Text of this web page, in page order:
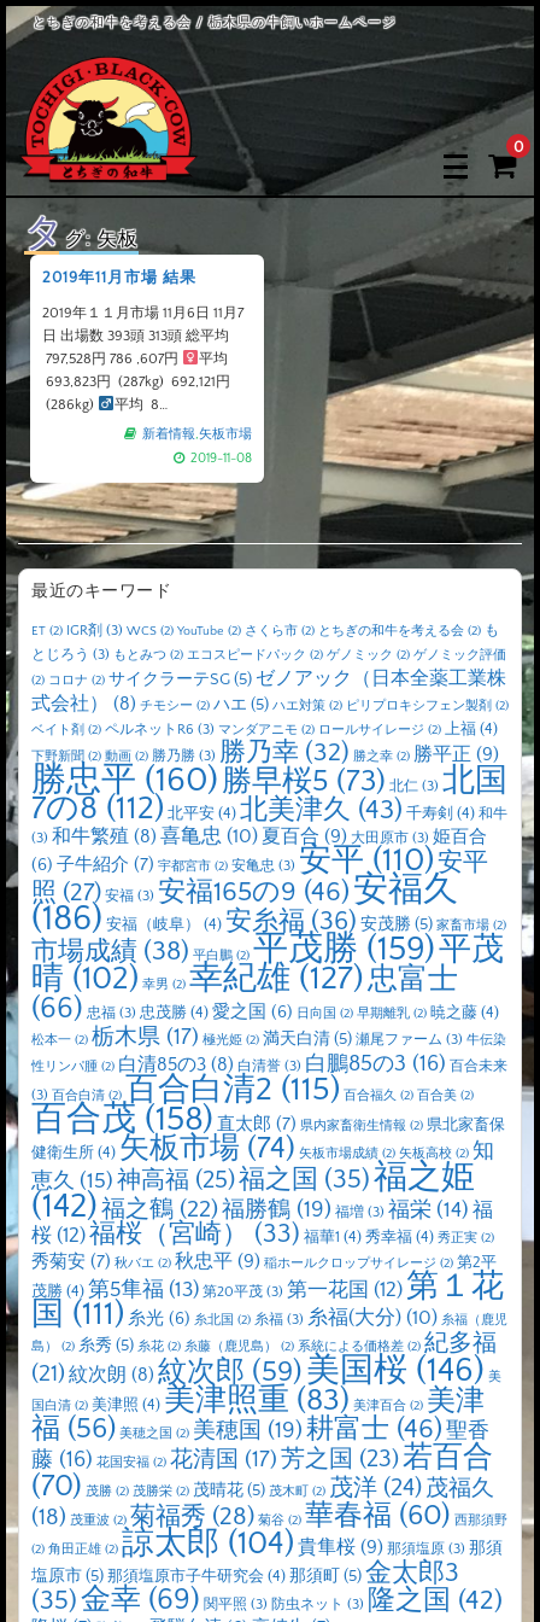
とちぎの和牛を考える会 / 栃木県の牛飼いホームページ
0
タグ:矢板
2019年11月市場 結果
2019年１１月市場 11月6日 11月7
日 出場数 393頭 313頭 総平均
797,528円 786 ,607円
平均
693,823円 (287kg) 692,121円
(286kg)
平均 8…
新着情報,矢板市場
2019-11-08
最近のキーワード
ET (2) IGR剤 (3) WCS (2) YouTube (2) さくら市 (2) とちぎの和牛を考える会 (2) も
とじろう (3) もとみつ (2) エコスピードパック (2) ゲノミック (2) ゲノミック評価
(2) コロナ (2) サイクラーテSG(5) ゼノアック（日本全薬工業株
式会社）
(8) チモシー (2) ハエ (5) ハエ対策 (2) ピリプロキシフェン製剤 (2)
ベイト剤 (2) ペルネットR6 (3) マンダアニモ (2) ロールサイレージ (2) 上福 (4)
下野新聞 (2) 動画 (2) 勝乃勝 (3) 勝乃幸 (32) 勝之幸 (2) 勝平正 (9)
勝忠平 (160)勝早桜5 (73) 北仁 (3) 北国
7の8 (112) 北平安 (4) 北美津久 (43) 千寿剣 (4) 和牛
(3) 和牛繁殖 (8) 喜亀忠 (10) 夏百合 (9) 大田原市 (3) 姫百合
(6) 子牛紹介 (7) 宇都宮市 (2) 安亀忠 (3) 安平 (110)安平
照 (27) 安福 (3) 安福165の9 (46)安福久
(186) 安福（岐阜） (4) 安糸福 (36) 安茂勝 (5) 家畜市場 (2)
市場成績 (38) 平白鵬 (2) 平茂勝 (159)平茂
晴 (102) 幸男 (2) 幸紀雄 (127)忠富士
(66) 忠福 (3) 忠茂勝 (4) 愛之国 (6) 日向国 (2) 早期離乳 (2) 暁之藤 (4)
松本一 (2) 栃木県 (17) 極光姫 (2) 満天白清(5) 瀬尾ファーム (3) 牛伝染
性リンパ腫 (2) 白清85の3 (8) 白清誉 (3) 白鵬85の3 (16) 百合未来
(3) 百合白清 (2) 百合白清2 (115) 百合福久 (2) 百合美 (2)
百合茂 (158) 直太郎 (7) 県内家畜衛生情報 (2) 県北家畜保
健衛生所 (4) 矢板市場 (74) 矢板市場成績 (2) 矢板高校 (2) 知
恵久 (15) 神高福 (25)福之国 (35)福之姫
(142)福之鶴 (22)福勝鶴 (19) 福増 (3) 福栄 (14) 福
桜 (12)福桜（宮崎） (33) 福華1 (4) 秀幸福 (4) 秀正実 (2)
秀菊安 (7) 秋バエ (2) 秋忠平 (9) 稲ホールクロップサイレージ (2) 第2平
茂勝 (4) 第5隼福 (13) 第20平茂 (3) 第一花国 (12) 第１花
国 (111) 糸光 (6) 糸北国 (2) 糸福 (3) 糸福(大分) (10) 糸福（鹿児
島）
(2) 糸秀 (5) 糸花 (2) 糸藤（鹿児島） (2) 系統による価格差 (2) 紀多福
(21) 紋次朗 (8) 紋次郎 (59)美国桜 (146) 美
国白清 (2) 美津照 (4) 美津照重 (83) 美津百合 (2) 美津
福 (56) 美穂之国 (2) 美穂国 (19)耕富士 (46)聖香
藤 (16) 花国安福 (2) 花清国 (17)芳之国 (23)若百合
(70) 茂勝 (2) 茂勝栄 (2) 茂晴花(5) 茂木町 (2) 茂洋 (24)茂福久
(18) 茂重波 (2) 菊福秀 (28) 菊谷 (2) 華春福 (60) 西那須野
(2) 角田正雄 (2) 諒太郎 (104) 貴隼桜 (9) 那須塩原 (3) 那須
塩原市(5) 那須塩原市子牛研究会 (4) 那須町 (5)金太郎3
(35)金幸 (69) 関平照 (3) 防虫ネット (3) 隆之国 (42)